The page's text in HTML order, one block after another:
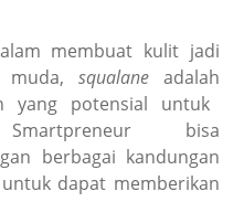
membuat kulit jadi
squalane adalah
yang potensial untuk
bisa
berbagai kandungan
dapat memberikan